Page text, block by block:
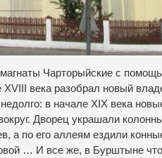
Чарторыйские с
века разобрал новый
в начале XIX века
Дворец украшали
а по его аллеям ездили
… И все же, в Бурштыне